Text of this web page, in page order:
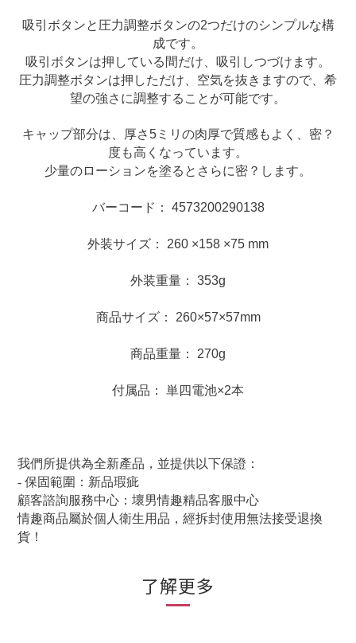
吸引ボタンと圧力調整ボタンの2つだけのシンプルな構
成です。
吸引ボタンは押している間だけ、吸引しつづけます。
圧力調整ボタンは押しただけ、空気を抜きますので、希
望の強さに調整することが可能です。
キャップ部分は、厚さ5ミリの肉厚で質感もよく、密？
度も高くなっています。
少量のローションを塗るとさらに密？します。
バーコード： 4573200290138
外装サイズ： 260 ×158 ×75 mm
外装重量： 353g
商品サイズ： 260×57×57mm
商品重量： 270g
付属品： 単四電池×2本
我們所提供為全新產品，並提供以下保證：
- 保固範圍：新品瑕疵
顧客諮詢服務中心：壞男情趣精品客服中心
情趣商品屬於個人衛生用品，經拆封使用無法接受退換
貨！
了解更多